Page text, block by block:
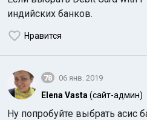
индийских банков.
Нравится
78 06 янв. 2019
Elena Vasta (сайт-админ)
Ну попробуйте выбрать асис